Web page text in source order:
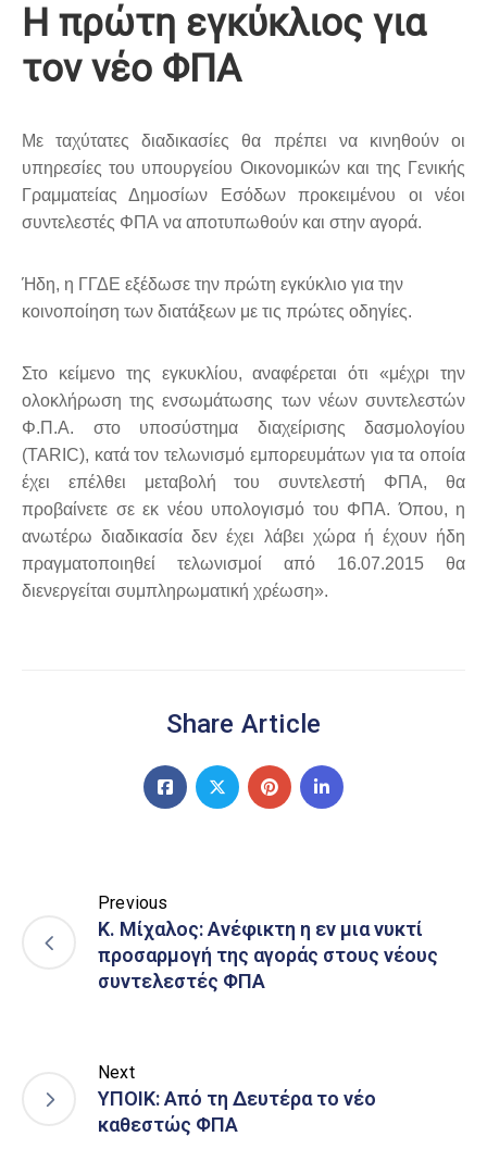
Η πρώτη εγκύκλιος για
τον νέο ΦΠΑ
Με ταχύτατες διαδικασίες θα πρέπει να κινηθούν οι
υπηρεσίες του υπουργείου Οικονομικών και της Γενικής
Γραμματείας Δημοσίων Εσόδων προκειμένου οι νέοι
συντελεστές ΦΠΑ να αποτυπωθούν και στην αγορά.
Ήδη, η ΓΓΔΕ εξέδωσε την πρώτη εγκύκλιο για την
κοινοποίηση των διατάξεων με τις πρώτες οδηγίες.
Στο κείμενο της εγκυκλίου, αναφέρεται ότι «μέχρι την
ολοκλήρωση της ενσωμάτωσης των νέων συντελεστών
Φ.Π.Α. στο υποσύστημα διαχείρισης δασμολογίου
(TARIC), κατά τον τελωνισμό εμπορευμάτων για τα οποία
έχει επέλθει μεταβολή του συντελεστή ΦΠΑ, θα
προβαίνετε σε εκ νέου υπολογισμό του ΦΠΑ. Όπου, η
ανωτέρω διαδικασία δεν έχει λάβει χώρα ή έχουν ήδη
πραγματοποιηθεί τελωνισμοί από 16.07.2015 θα
διενεργείται συμπληρωματική χρέωση».
Share Article
Previous
Κ. Μίχαλος: Ανέφικτη η εν μια νυκτί
προσαρμογή της αγοράς στους νέους
συντελεστές ΦΠΑ
Next
ΥΠΟΙΚ: Από τη Δευτέρα το νέο
καθεστώς ΦΠΑ